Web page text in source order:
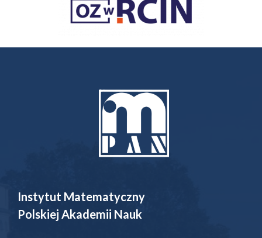
Instytut Matematyczny
Polskiej Akademii Nauk